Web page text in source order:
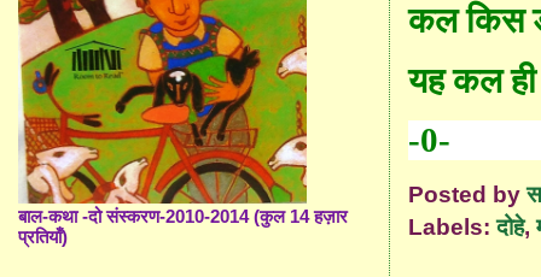
कल किस
यह कल
-0-
Posted by
Labels:दोहे,
बाल-कथा -दो संस्करण-2010-2014 (कुल 14 हज़ार
प्रतियाँ)